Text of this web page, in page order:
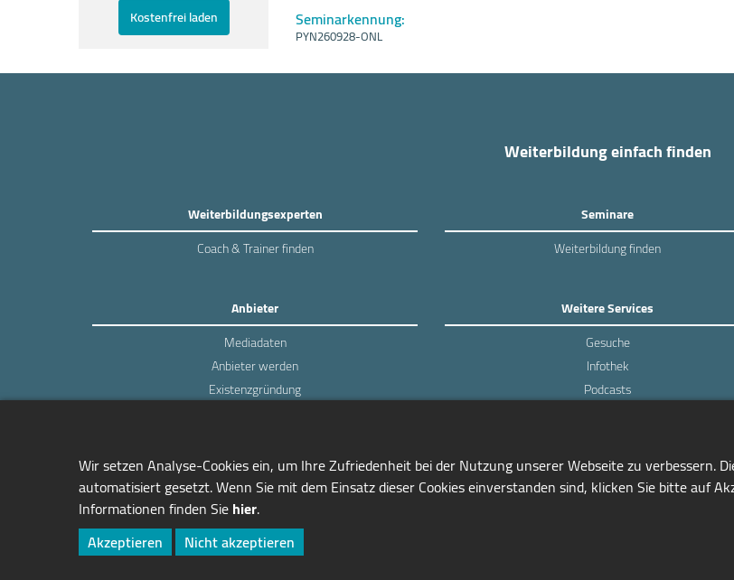
Kostenfrei laden Seminarkennung:
PYN260928-ONL
Weiterbildung einfach finden
Weiterbildungsexperten
Coach & Trainer finden
Seminare
Weiterbildung finden
Anbieter
Mediadaten
Anbieter werden
Existenzgründung
Weitere Services
Gesuche
Infothek
Podcasts
managerSeminare Verlags GmbH
Endenicher Str. 41
D-53115 Bonn
Wir setzen Analyse-Cookies ein, um Ihre Zufriedenheit bei der Nutzung unserer Webseite zu verbessern.
automatisiert gesetzt. Wenn Sie mit dem Einsatz dieser Cookies einverstanden sind, klicken Sie bitte auf
Informationen finden Siehier.
Akzeptieren
Nicht akzeptieren